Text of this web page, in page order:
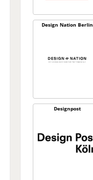
Design Nation Berlin
Designpost